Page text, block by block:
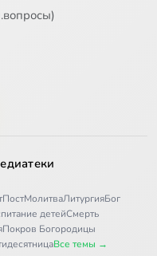
ПостМолитваЛитургияБог
детейСмерть
Покров Богородицы
Все темы →